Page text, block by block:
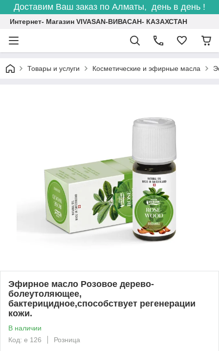
Доставим Ваш заказ по Алматы, день в день !
Интернет- Магазин VIVASAN-ВИВАСАН- КАЗАХСТАН
Товары и услуги Косметические и эфирные масла
Эфирное масло Розовое дерево-
болеутоляющее,
бактерицидное,способствует регенерации
кожи.
В наличии
Код: e 126
Розница